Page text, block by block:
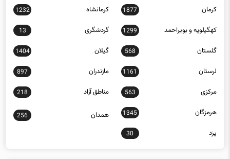
کهگیلویه و بویراحمد 1299 گردشگری 13
گلستان 568 گیلان 1404
لرستان 1161 مازندران 897
مرکزی 563 مناطق آزاد 218
هرمزگان 1345
256
یزد 30